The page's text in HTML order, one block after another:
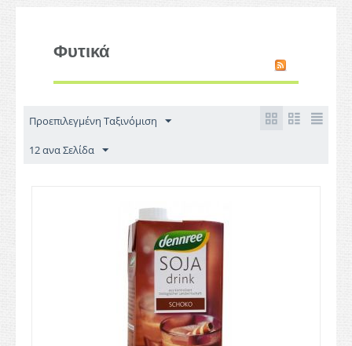
Φυτικά
Προεπιλεγμένη Ταξινόμιση
12 ανα Σελίδα